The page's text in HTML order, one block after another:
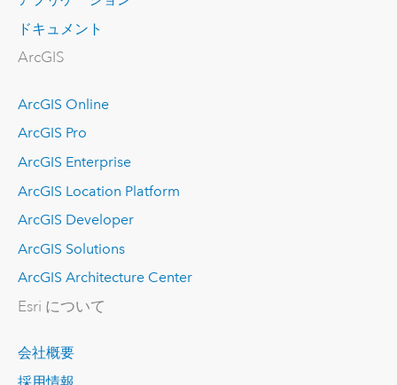
ドキュメント
ArcGIS
ArcGIS Online
ArcGIS Pro
ArcGIS Enterprise
ArcGIS Location Platform
ArcGIS Developer
ArcGIS Solutions
ArcGIS Architecture Center
Esri について
会社概要